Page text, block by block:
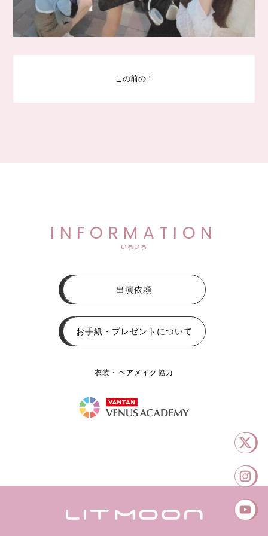
この前の！
INFORMATION
いろいろ
出演依頼
お手紙・プレゼントについて
衣装・ヘアメイク協力